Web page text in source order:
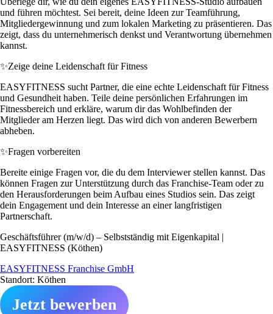
und führen möchtest. Sei bereit, deine Ideen zur Teamführung,
Mitgliedergewinnung und zum lokalen Marketing zu präsentieren. Das
zeigt, dass du unternehmerisch denkst und Verantwortung übernehmen
kannst.
✨Zeige deine Leidenschaft für Fitness
EASYFITNESS sucht Partner, die eine echte Leidenschaft für Fitness
und Gesundheit haben. Teile deine persönlichen Erfahrungen im
Fitnessbereich und erkläre, warum dir das Wohlbefinden der
Mitglieder am Herzen liegt. Das wird dich von anderen Bewerbern
abheben.
✨Fragen vorbereiten
Bereite einige Fragen vor, die du dem Interviewer stellen kannst. Das
können Fragen zur Unterstützung durch das Franchise-Team oder zu
den Herausforderungen beim Aufbau eines Studios sein. Das zeigt
dein Engagement und dein Interesse an einer langfristigen
Partnerschaft.
Geschäftsführer (m/w/d) – Selbstständig mit Eigenkapital |
EASYFITNESS (Köthen)
EASYFITNESS Franchise GmbH
Standort: Köthen
Jetzt bewerben